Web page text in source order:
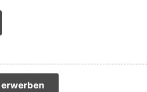
erwerben